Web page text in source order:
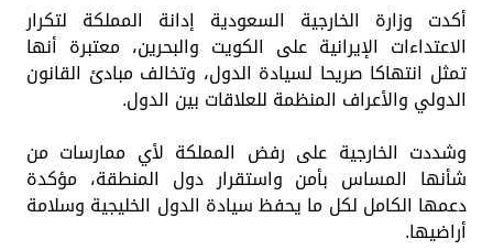
أكدت وزارة الخارجية السعودية إدانة المملكة لتكرار
الاعتداءات الإيرانية على الكويت والبحرين، معتبرة أنها
تمثل انتهاكا صريحا لسيادة الدول، وتخالف مبادئ القانون
الدولي والأعراف المنظمة للعلاقات بين الدول.
وشددت الخارجية على رفض المملكة لأي ممارسات من
شأنها المساس بأمن واستقرار دول المنطقة، مؤكدة
دعمها الكامل لكل ما يحفظ سيادة الدول الخليجية وسلامة
أراضيها.